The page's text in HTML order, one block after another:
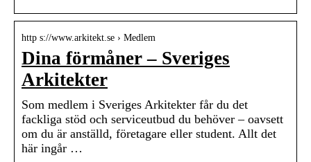
http s://www.arkitekt.se › Medlem
Dina förmåner – Sveriges
Arkitekter
Som medlem i Sveriges Arkitekter får du det
fackliga stöd och serviceutbud du behöver – oavsett
om du är anställd, företagare eller student. Allt det
här ingår …